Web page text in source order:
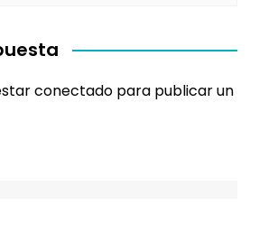
conectadopara publicar un